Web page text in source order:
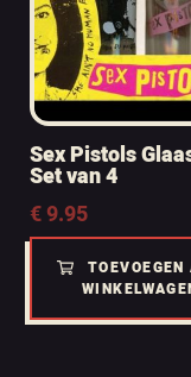
Sex Pistols
Set van 4
€9.95
TOEVOEGEN